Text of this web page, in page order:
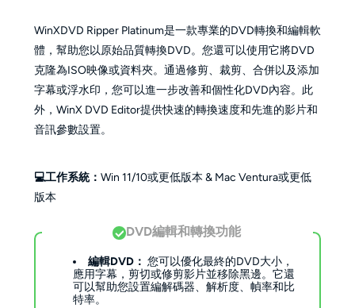
WinXDVD Ripper Platinum是一款專業的DVD轉換和編輯軟
體，幫助您以原始品質轉換DVD。您還可以使用它將DVD
克隆為ISO映像或資料夾。通過修剪、裁剪、合併以及添加
字幕或浮水印，您可以進一步改善和個性化DVD內容。此
外，WinX DVD Editor提供快速的轉換速度和先進的影片和
音訊參數設置。
💻工作系統： Win 11/10或更低版本 & Mac Ventura或更低
版本
DVD編輯和轉換功能
編輯DVD： 您可以優化最終的DVD大小，
應用字幕，剪切或修剪影片並移除黑邊。它還
可以幫助您設置編解碼器、解析度、幀率和比
特率。